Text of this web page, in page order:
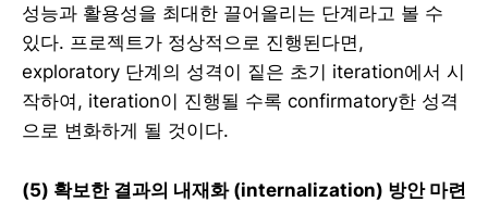
성능과 활용성을 최대한 끌어올리는 단계라고 볼 수
있다. 프로젝트가 정상적으로 진행된다면,
exploratory 단계의 성격이 짙은 초기 iteration에서 시
작하여, iteration이 진행될 수록 confirmatory한 성격
으로 변화하게 될 것이다.
(5) 확보한 결과의 내재화 (internalization) 방안 마련